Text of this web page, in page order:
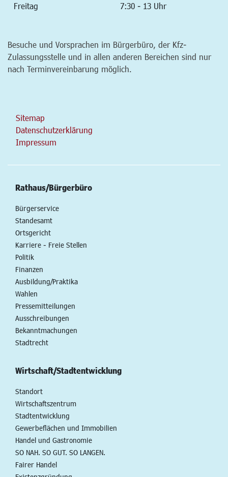
Freitag 7:30 - 13 Uhr
Besuche und Vorsprachen im Bürgerbüro, der Kfz-
Zulassungsstelle und in allen anderen Bereichen sind nur
nach Terminvereinbarung möglich.
Sitemap
Datenschutzerklärung
Impressum
Rathaus/Bürgerbüro
Bürgerservice
Standesamt
Ortsgericht
Karriere - Freie Stellen
Politik
Finanzen
Ausbildung/Praktika
Wahlen
Pressemitteilungen
Ausschreibungen
Bekanntmachungen
Stadtrecht
Wirtschaft/Stadtentwicklung
Standort
Wirtschaftszentrum
Stadtentwicklung
Gewerbeflächen und Immobilien
Handel und Gastronomie
SO NAH. SO GUT. SO LANGEN.
Fairer Handel